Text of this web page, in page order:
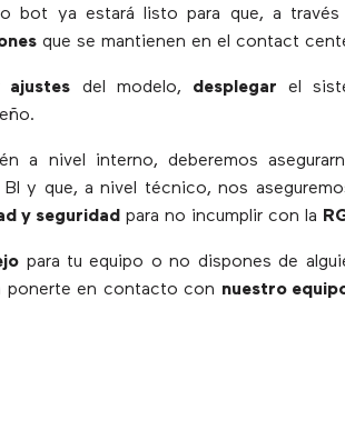
bot ya estará listo para que, a
que se mantienen en el contact
ajustes del modelo, desplegar el
a nivel interno, deberemos
y que, a nivel técnico, nos
y seguridad para no incumplir con la
para tu equipo o no dispones de
ponerte en contacto con nuestro